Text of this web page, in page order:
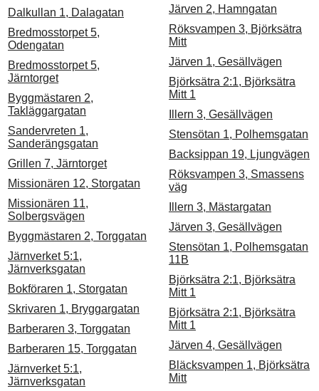
Dalkullan 1, Dalagatan
Bredmosstorpet 5,
Odengatan
Bredmosstorpet 5,
Järntorget
Byggmästaren 2,
Takläggargatan
Sandervreten 1,
Sanderängsgatan
Grillen 7, Järntorget
Missionären 12, Storgatan
Missionären 11,
Solbergsvägen
Byggmästaren 2, Torggatan
Järnverket 5:1,
Järnverksgatan
Bokföraren 1, Storgatan
Skrivaren 1, Bryggargatan
Barberaren 3, Torggatan
Barberaren 15, Torggatan
Järnverket 5:1,
Järnverksgatan
Järven 2, Hamngatan
Röksvampen 3, Björksätra
Mitt
Järven 1, Gesällvägen
Björksätra 2:1, Björksätra
Mitt 1
Illern 3, Gesällvägen
Stensötan 1, Polhemsgatan
Backsippan 19, Ljungvägen
Röksvampen 3, Smassens
väg
Illern 3, Mästargatan
Järven 3, Gesällvägen
Stensötan 1, Polhemsgatan
11B
Björksätra 2:1, Björksätra
Mitt 1
Björksätra 2:1, Björksätra
Mitt 1
Järven 4, Gesällvägen
Bläcksvampen 1, Björksätra
Mitt